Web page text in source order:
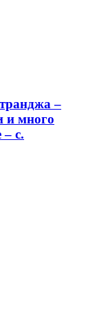
–
и много
– с.